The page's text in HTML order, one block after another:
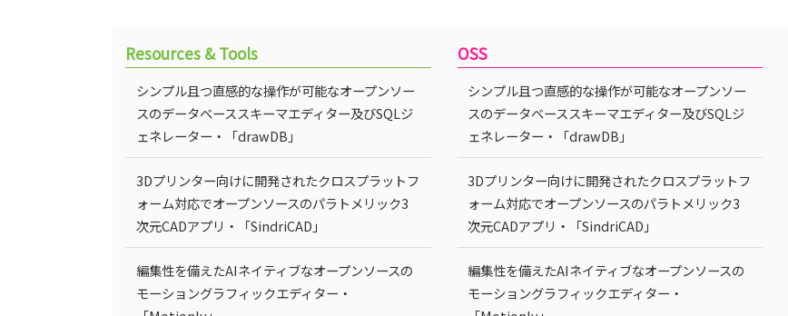
Resources & Tools
シンプル且つ直感的な操作が可能なオープンソー
スのデータベーススキーマエディター及びSQLジ
ェネレーター・「drawDB」
3Dプリンター向けに開発されたクロスプラットフ
ォーム対応でオープンソースのパラトメリック3
次元CADアプリ・「SindriCAD」
編集性を備えたAIネイティブなオープンソースの
モーショングラフィックエディター・
OSS
シンプル且つ直感的な操作が可能なオープンソー
スのデータベーススキーマエディター及びSQLジ
ェネレーター・「drawDB」
3Dプリンター向けに開発されたクロスプラットフ
ォーム対応でオープンソースのパラトメリック3
次元CADアプリ・「SindriCAD」
編集性を備えたAIネイティブなオープンソースの
モーショングラフィックエディター・